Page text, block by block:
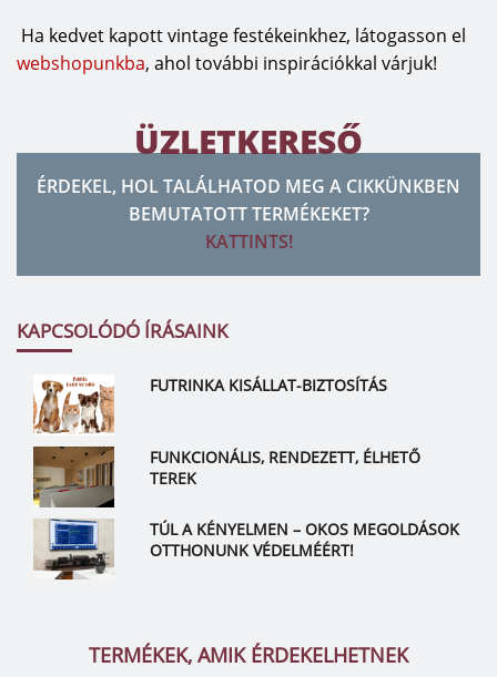
Ha kedvet kapott vintage festékeinkhez, látogasson el
webshopunkba, ahol további inspirációkkal várjuk!
ÜZLETKERESŐ
ÉRDEKEL, HOL TALÁLHATOD MEG A CIKKÜNKBEN
BEMUTATOTT TERMÉKEKET?
KATTINTS!
KAPCSOLÓDÓ ÍRÁSAINK
FUTRINKA KISÁLLAT-BIZTOSÍTÁS
FUNKCIONÁLIS, RENDEZETT, ÉLHETŐ
TEREK
TÚL A KÉNYELMEN – OKOS MEGOLDÁSOK
OTTHONUNK VÉDELMÉÉRT!
TERMÉKEK, AMIK ÉRDEKELHETNEK